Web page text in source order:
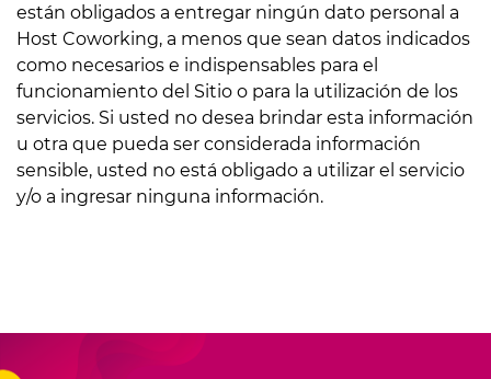
están obligados a entregar ningún dato personal a
Host Coworking, a menos que sean datos indicados
como necesarios e indispensables para el
funcionamiento del Sitio o para la utilización de los
servicios. Si usted no desea brindar esta información
u otra que pueda ser considerada información
sensible, usted no está obligado a utilizar el servicio
y/o a ingresar ninguna información.